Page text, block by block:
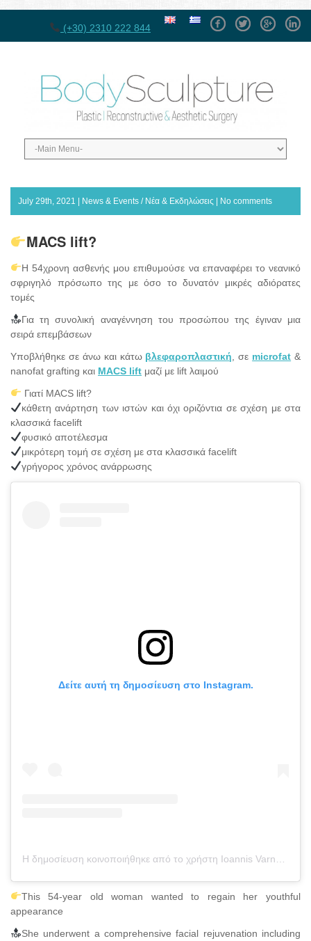
(+30) 2310 222 844
FacebookTwitterGPlus
July 29th, 2021 | News & Events / Νέα & Εκδηλώσεις | No comments
MACS lift?
Η 54χρονη ασθενής μου επιθυμούσε να επαναφέρει το νεανικό
σφριγηλό πρόσωπο της με όσο το δυνατόν μικρές αδιόρατες
τομές
Για τη συνολική αναγέννηση του προσώπου της έγιναν μια
σειρά επεμβάσεων
Υποβλήθηκε σε άνω και κάτω βλεφαροπλαστική , σε microfat &
nanofat grafting και MACS lift μαζί με lift λαιμού
Γιατί MACS lift?
κάθετη ανάρτηση των ιστών και όχι οριζόντια σε σχέση με στα
κλασσικά facelift
φυσικό αποτέλεσμα
μικρότερη τομή σε σχέση με στα κλασσικά facelift
γρήγορος χρόνος ανάρρωσης
Δείτε αυτή τη δημοσίευση στο Instagram.
This 54-year old woman wanted to regain her youthful
appearance
She underwent a comprehensive facial rejuvenation including